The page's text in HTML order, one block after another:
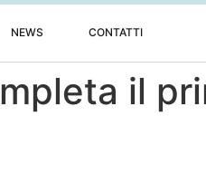
NEWS CONTATTI
il